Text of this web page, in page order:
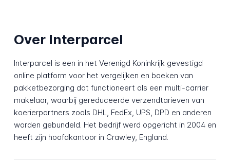
Over Interparcel
Interparcel is een in het Verenigd Koninkrijk gevestigd
online platform voor het vergelijken en boeken van
pakketbezorging dat functioneert als een multi-carrier
makelaar, waarbij gereduceerde verzendtarieven van
koerierpartners zoals DHL, FedEx, UPS, DPD en anderen
worden gebundeld. Het bedrijf werd opgericht in 2004 en
heeft zijn hoofdkantoor in Crawley, England.